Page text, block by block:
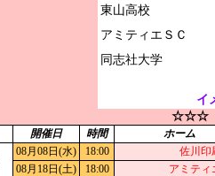
東山高校
アミティエＳＣ
イ
☆☆☆
開催日 時間 ホーム
08月08日(水) 18:00
佐川印
08月18日(土)
18:00
アミティ